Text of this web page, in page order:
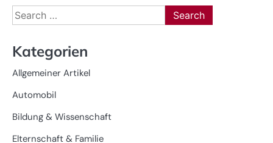
Search
for:
Kategorien
Allgemeiner Artikel
Automobil
Bildung & Wissenschaft
Elternschaft & Familie